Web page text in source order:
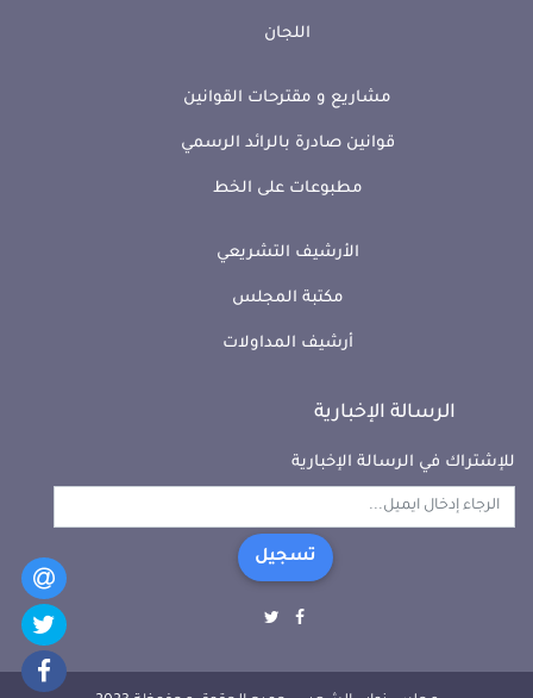
اللجان
مشاريع و مقترحات القوانين
قوانين صادرة بالرائد الرسمي
مطبوعات على الخط
الأرشيف التشريعي
مكتبة المجلس
أرشيف المداولات
الرسالة الإخبارية
للإشتراك في الرسالة الإخبارية
تسجيل